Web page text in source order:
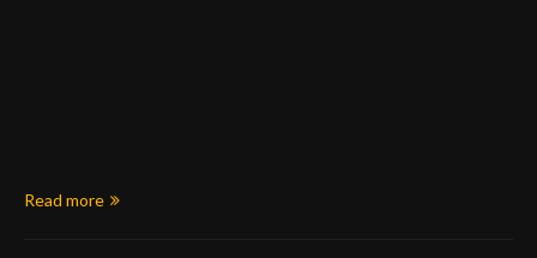
Read more